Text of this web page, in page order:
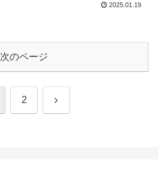
2025.01.19
次のページ
2 次